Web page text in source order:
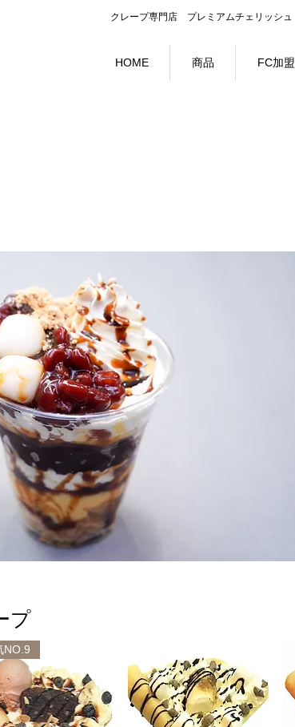
クレープ専門店 プレミアムチェリッシュ
HOME 商品 FC加
プ
NO.9